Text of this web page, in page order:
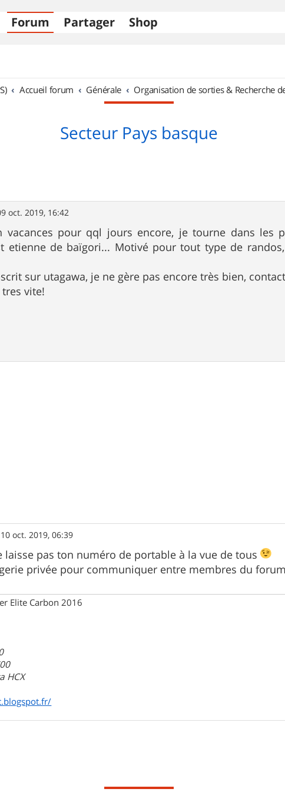
Forum Partager Shop
Accueil forum Générale Organisation de sorties & Recherche
Secteur Pays basque
oct. 2019, 16:42
vacances pour qql jours encore, je tourne dans les
etienne de baïgori... Motivé pour tout type de
sur utagawa, je ne gère pas encore très bien,
vite!
10 oct. 2019, 06:39
laisse pas ton numéro de portable à la vue de tous
privée pour communiquer entre membres du
Elite Carbon 2016
HCX